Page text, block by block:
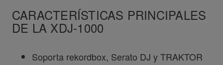
CARACTERÍSTICAS PRINCIPALES
DE LA XDJ-1000
Soporta rekordbox, Serato DJ y TRAKTOR